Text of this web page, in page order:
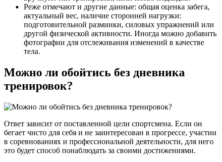
Реже отмечают и другие данные: общая оценка забега,
актуальный вес, наличие сторонней нагрузки:
подготовительной разминки, силовых упражнений или
другой физической активности. Иногда можно добавить
фотографии для отслеживания изменений в качестве
тела.
Можно ли обойтись без дневника
тренировок?
Ответ зависит от поставленной цели спортсмена. Если он
бегает чисто для себя и не заинтересован в прогрессе, участии
в соревнованиях и профессиональной деятельности, для него
это будет способ понаблюдать за своими достижениями.